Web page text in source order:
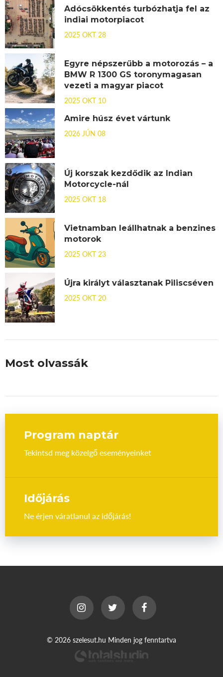
Adócsökkentés turbózhatja fel az
indiai motorpiacot
2025 OKT 28
Egyre népszerűbb a motorozás – a
BMW R 1300 GS toronymagasan
vezeti a magyar piacot
2025 OKT 10
Amire húsz évet vártunk
2026 JÚN 08
Új korszak kezdődik az Indian
Motorcycle-nál
2025 OKT 18
Vietnamban leállhatnak a benzines
motorok
2025 OKT 23
Újra királyt választanak Piliscséven
2025 OKT 20
Most olvassák
Program naptár
Tekintsd meg közelgő eseményeinket
Időjárás
Ne érjen váratlanul az időjárás!
© 2026 szelesut.hu Minden jog fenntartva